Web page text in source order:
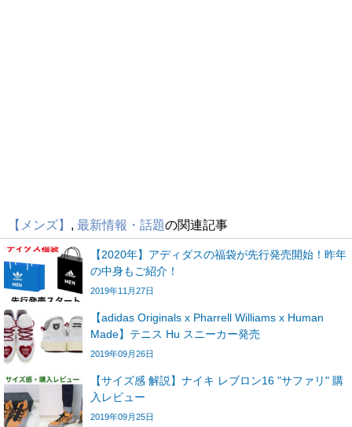
【メンズ】 最新情報・話題の関連記事
【2020年】アディダスの福袋が先行発売開始！昨年
の中身もご紹介！
2019年11月27日
【adidas Originals x Pharrell Williams x Human
Made】テニス Hu スニーカー発売
2019年09月26日
【サイズ感 解説】ナイキ レブロン16 "サファリ" 購
入レビュー
2019年09月25日